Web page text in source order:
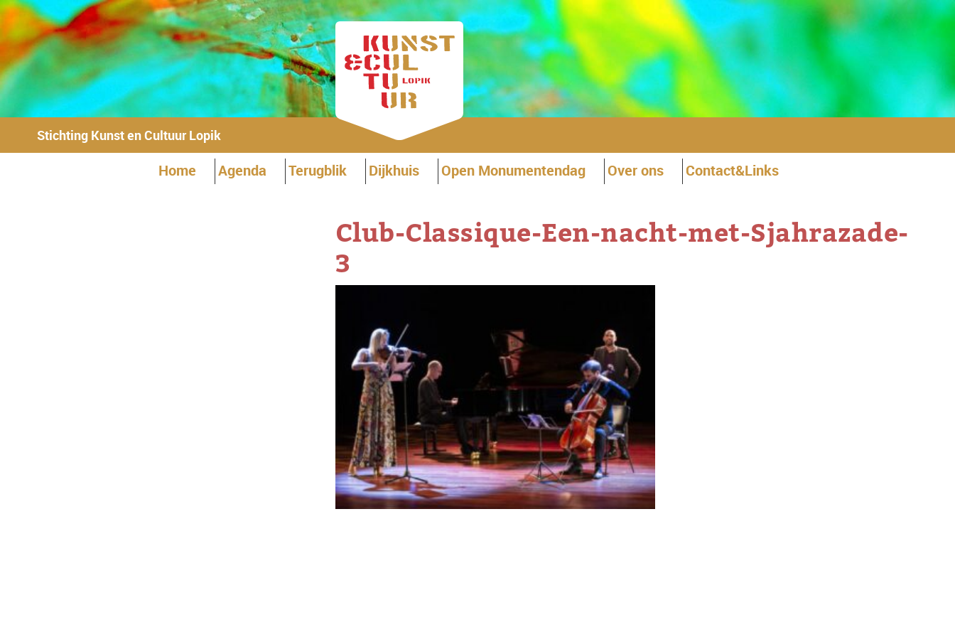
Stichting Kunst en Cultuur Lopik
Home Agenda Terugblik Dijkhuis Open Monumentendag Over ons Contact&Links
Club-Classique-Een-nacht-met-Sjahrazade-
3